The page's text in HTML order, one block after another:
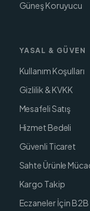
Güneş Koruyucu
YASAL & GÜVEN
Kullanım Koşulları
Gizlilik & KVKK
Mesafeli Satış
Hizmet Bedeli
Güvenli Ticaret
Sahte Ürünle
Kargo Takip
Eczaneler İçin B2B